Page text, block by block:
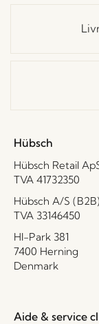
Hübsch
Hübsch Retail
TVA 41732350
Hübsch A/S (B2B)
TVA 33146450
HI-Park 381
7400 Herning
Denmark
Aide & service